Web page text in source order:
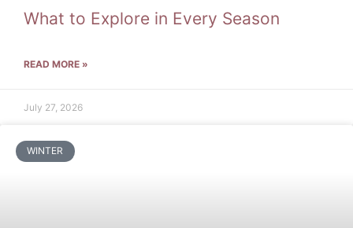
What to Explore in Every Season
READ MORE »
July 27, 2026
WINTER